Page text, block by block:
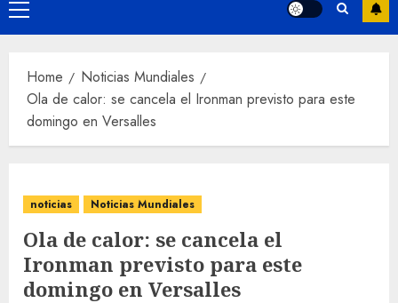
Home
Noticias Mundiales
Ola de calor: se cancela el Ironman previsto para este
domingo en Versalles
noticias Noticias Mundiales
Ola de calor: se cancela el
Ironman previsto para este
domingo en Versalles